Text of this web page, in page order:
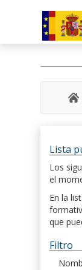
Lista
Los
el
En la
que
Filtro